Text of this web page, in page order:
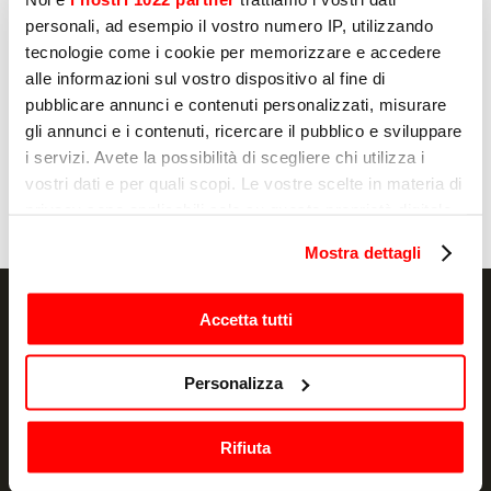
personali, ad esempio il vostro numero IP, utilizzando
tecnologie come i cookie per memorizzare e accedere
alle informazioni sul vostro dispositivo al fine di
pubblicare annunci e contenuti personalizzati, misurare
gli annunci e i contenuti, ricercare il pubblico e sviluppare
i servizi. Avete la possibilità di scegliere chi utilizza i
vostri dati e per quali scopi. Le vostre scelte in materia di
modificare o revocare il proprio consenso in qualsiasi
momento dalla Dichiarazione sui cookie o facendo clic
sull'icona di attivazione della privacy.
raccogliere informazioni sulla tua posizione
geografica, con un'approssimazione di qualche
Identificare il tuo dispositivo, scansionandolo
Mostra dettagli
Accetta tutti
Personalizza
Rifiuta
Нет
Отправлять
NEWSLETTER
Акции и новости, прямо в вашей почте
ПОДПИСАТЬСЯ